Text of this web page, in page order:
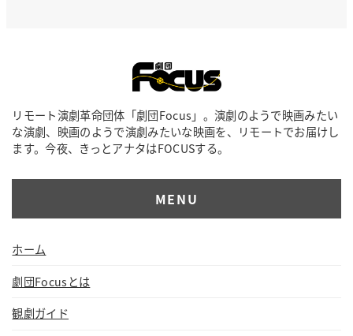
リモート演劇革命団体「劇団Focus」。演劇のようで映画みたい
な演劇、映画のようで演劇みたいな映画を、リモートでお届けし
ます。今夜、きっとアナタはFOCUSする。
MENU
ホーム
劇団Focusとは
観劇ガイド